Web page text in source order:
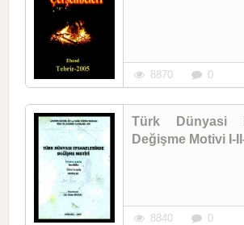
8870 0
Türk Dünyasi
Değişme Motivi I-
8840 0